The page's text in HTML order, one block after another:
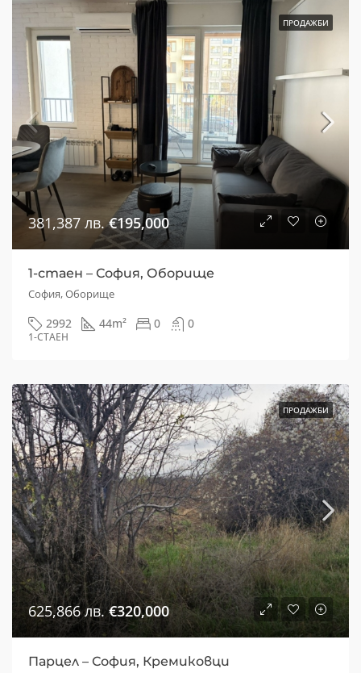
ПРОДАЖБИ
381,387 лв.€195,000
1-стаен – София, Оборище
София, Оборище
2992 44m² 0 0
1-СТАЕН
ПРОДАЖБИ
625,866 лв.€320,000
Парцел – София, Кремиковци